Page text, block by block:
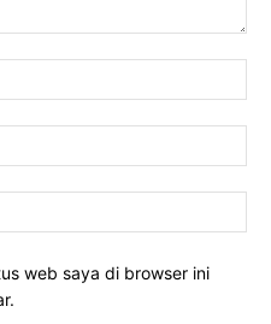
web saya di browser ini